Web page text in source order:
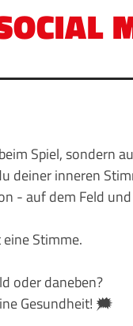
Spiel, sondern
deiner inneren
- auf dem Feld
eine Stimme.
oder daneben?
Gesundheit! 🗯️